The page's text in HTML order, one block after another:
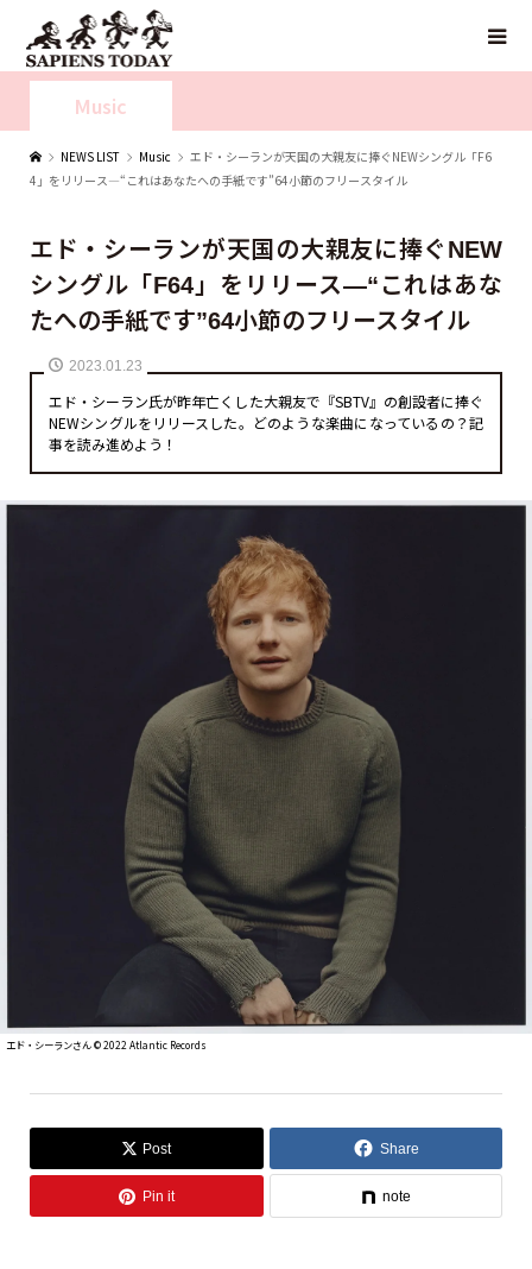
Music
NEWS LIST Music
エド・シーランが天国の大親友に捧ぐNEWシングル「F6
4」をリリース—“これはあなたへの手紙です”64小節のフリースタイル
エド・シーランが天国の大親友に捧ぐNEW
シングル「F64」をリリース—“これはあな
たへの手紙です”64小節のフリースタイル
2023.01.23
エド・シーラン氏が昨年亡くした大親友で『SBTV』の創設者に捧ぐ
NEWシングルをリリースした。どのような楽曲になっているの？記
事を読み進めよう！
エド・シーランさん ©︎ 2022 Atlantic Records
Post Share
Pin it note